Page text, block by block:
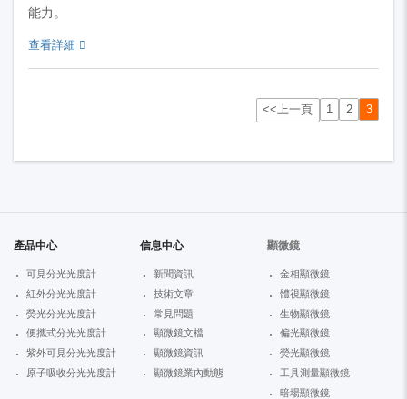
能力。
查看詳細
<<上一頁 1 2 3
產品中心
可見分光光度計
紅外分光光度計
熒光分光光度計
便攜式分光光度計
紫外可見分光光度計
原子吸收分光光度計
信息中心
新聞資訊
技術文章
常見問題
顯微鏡文檔
顯微鏡資訊
顯微鏡業內動態
顯微鏡
金相顯微鏡
體視顯微鏡
生物顯微鏡
偏光顯微鏡
熒光顯微鏡
工具測量顯微鏡
暗場顯微鏡